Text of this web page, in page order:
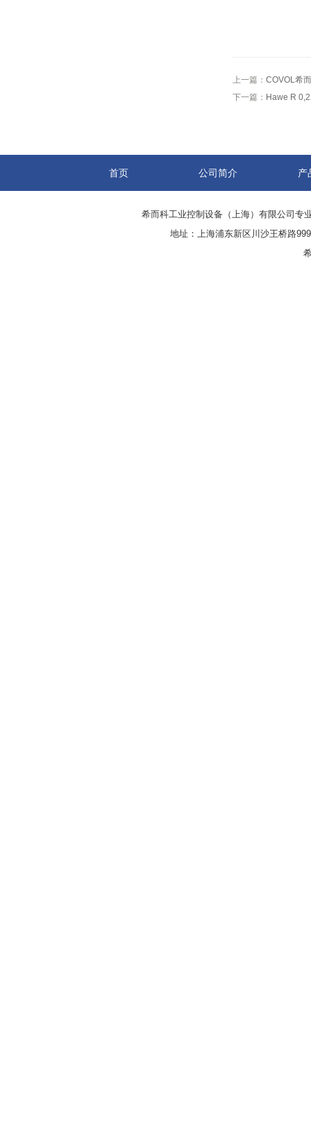
上一篇： COVOL希
下一篇： Hawe R
首页 公司简介 产
希而科工业控制设备（上海）有限公司专
地址：上海浦东新区川沙王桥路